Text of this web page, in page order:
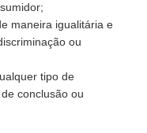
maneira igualitária e
ou
tipo de
conclusão ou